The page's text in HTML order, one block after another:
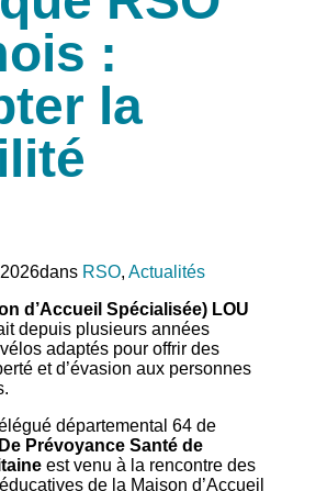
:
la
dans RSO, Actualités
d’Accueil Spécialisée) LOU
depuis plusieurs années
adaptés pour offrir des
et d’évasion aux personnes
départemental 64 de
Prévoyance Santé de
est venu à la rencontre des
de la Maison d’Accueil